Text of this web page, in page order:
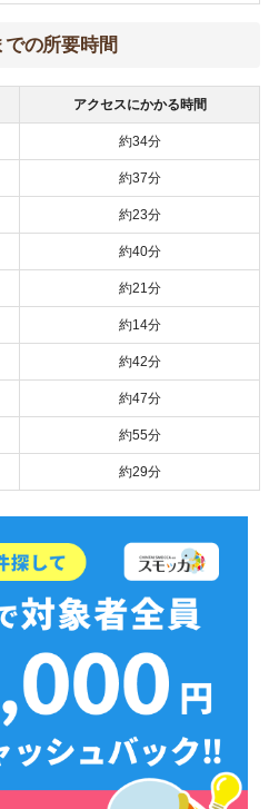
の所要時間
アクセスにかかる時間
約34分
約37分
約23分
約40分
約21分
約14分
約42分
約47分
約55分
約29分